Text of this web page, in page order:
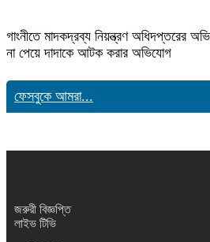
গাংনীতে মাদকদ্রব্য নিয়ন্ত্রণ অধিদপ্তরের
না পেয়ে দাদাকে আটক করার অভিযোগ
ফেসবুকে আমরা...
জরুরী বিজ্ঞপ্তি
লাইভ টিভি